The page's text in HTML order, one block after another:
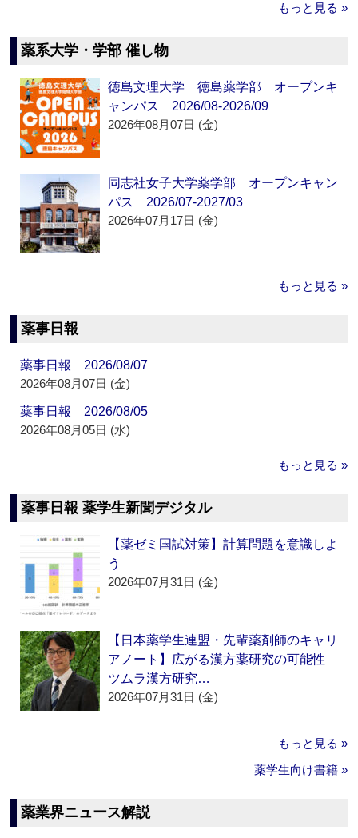
もっと見る »
薬系大学・学部 催し物
徳島文理大学 徳島薬学部 オープンキ
ャンパス 2026/08-2026/09
2026年08月07日 (金)
同志社女子大学薬学部 オープンキャン
パス 2026/07-2027/03
2026年07月17日 (金)
もっと見る »
薬事日報
薬事日報 2026/08/07
2026年08月07日 (金)
薬事日報 2026/08/05
2026年08月05日 (水)
もっと見る »
薬事日報 薬学生新聞デジタル
【薬ゼミ国試対策】計算問題を意識しよ
う
2026年07月31日 (金)
【日本薬学生連盟・先輩薬剤師のキャリ
アノート】広がる漢方薬研究の可能性
ツムラ漢方研究…
2026年07月31日 (金)
もっと見る »
薬学生向け書籍 »
薬業界ニュース解説